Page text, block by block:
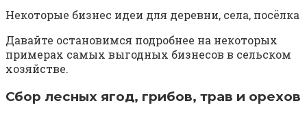
Некоторые бизнес идеи для деревни, села, посёлка
Давайте остановимся подробнее на некоторых
примерах самых выгодных бизнесов в сельском
хозяйстве.
Сбор лесных ягод, грибов, трав и орехов